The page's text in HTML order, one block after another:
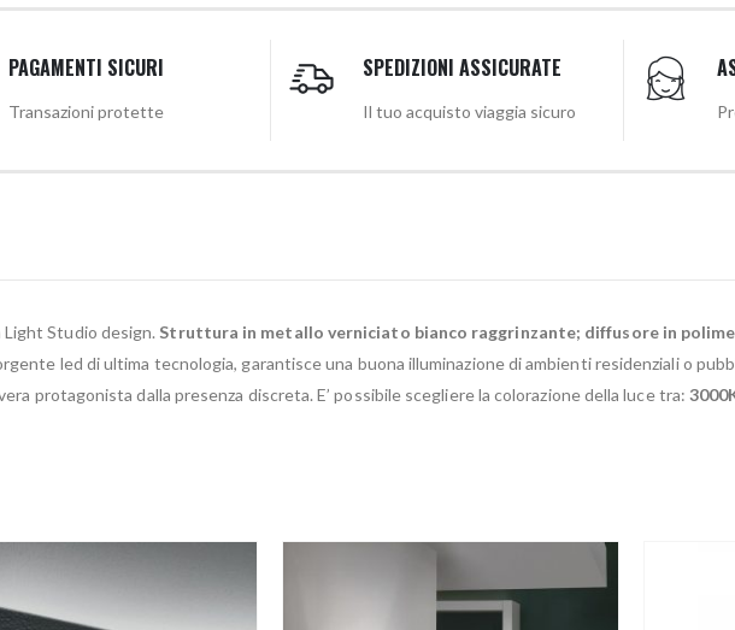
PAGAMENTI SICURI
Transazioni protette
SPEDIZIONI ASSICURATE
Il tuo acquisto viaggia sicuro
Light Studio design. Struttura in metallo verniciato bianco raggrinzante; diffusore in
led di ultima tecnologia, garantisce una buona illuminazione di ambienti residenziali o
protagonista dalla presenza discreta. E’ possibile scegliere la colorazione della luce tra: